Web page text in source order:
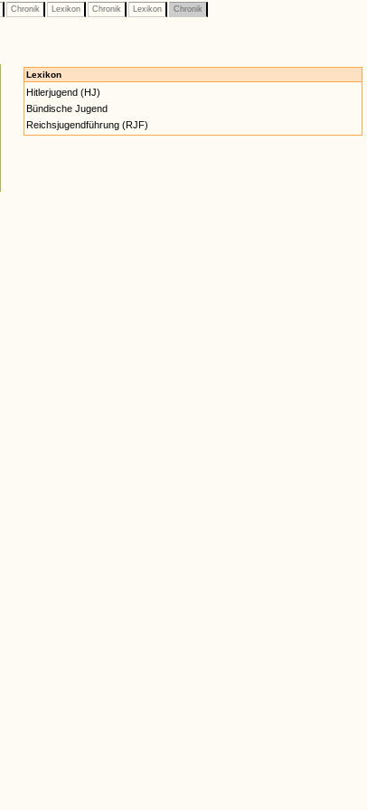
Chronik Lexikon Chronik Lexikon Chronik
Lexikon
Hitlerjugend (HJ)
Bündische Jugend
Reichsjugendführung (RJF)